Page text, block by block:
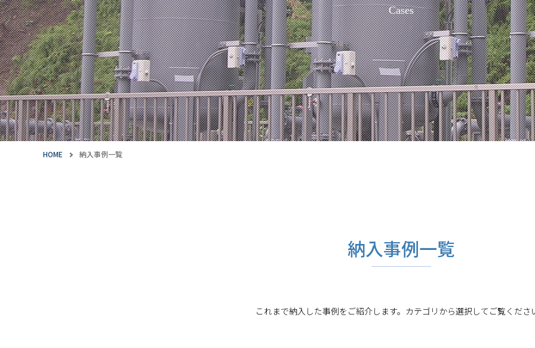
Cases
HOME 納入事例一覧
納入事例一覧
これまで納入した事例をご紹介します。カテゴリから選択してご覧くださ